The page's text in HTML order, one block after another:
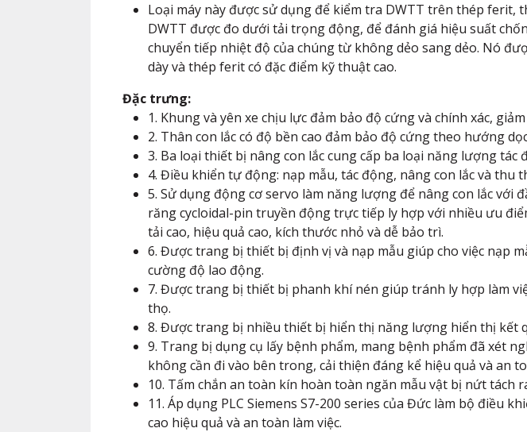
Loại máy này được sử dụng để kiểm tra DWTT trên thép ferit,
DWTT được đo dưới tải trọng động, để đánh giá hiệu suất
chuyển tiếp nhiệt độ của chúng từ không dẻo sang dẻo. Nó
dày và thép ferit có đặc điểm kỹ thuật cao.
Đặc trưng:
1. Khung và yên xe chịu lực đảm bảo độ cứng và chính xác,
2. Thân con lắc có độ bền cao đảm bảo độ cứng theo hướng
3. Ba loại thiết bị nâng con lắc cung cấp ba loại năng lượng tác
4. Điều khiển tự động: nạp mẫu, tác động, nâng con lắc và
5. Sử dụng động cơ servo làm năng lượng để nâng con lắc với
răng cycloidal-pin truyền động trực tiếp ly hợp với nhiều ưu
tải cao, hiệu quả cao, kích thước nhỏ và dễ bảo trì.
6. Được trang bị thiết bị định vị và nạp mẫu giúp cho việc nạp
cường độ lao động.
7. Được trang bị thiết bị phanh khí nén giúp tránh ly hợp làm
thọ.
8. Được trang bị nhiều thiết bị hiển thị năng lượng hiển thị kết
9. Trang bị dụng cụ lấy bệnh phẩm, mang bệnh phẩm đã xét
không cần đi vào bên trong, cải thiện đáng kể hiệu quả và an
10. Tấm chắn an toàn kín hoàn toàn ngăn mẫu vật bị nứt tách
11. Áp dụng PLC Siemens S7-200 series của Đức làm bộ
cao hiệu quả và an toàn làm việc.